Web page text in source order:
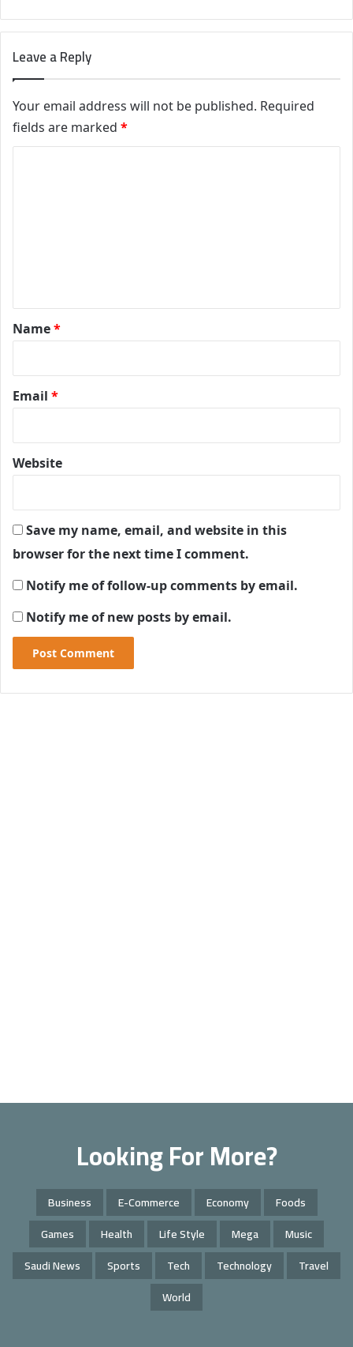
Leave a Reply
Your email address will not be published. Required
fields are marked *
*
Name*
Email *
Website
Save my name, email, and website in this
browser for the next time I comment.
Notify me of follow-up comments by email.
Notify me of new posts by email.
Looking For More?
Business E-Commerce Economy
Foods
Games
Health Life Style Mega
Music
Saudi News
Sports Tech Technology
Travel
World